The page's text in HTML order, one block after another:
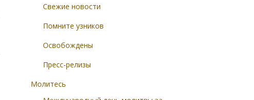
Свежие новости
Помните узников
Освобождены
Пресс-релизы
Молитесь